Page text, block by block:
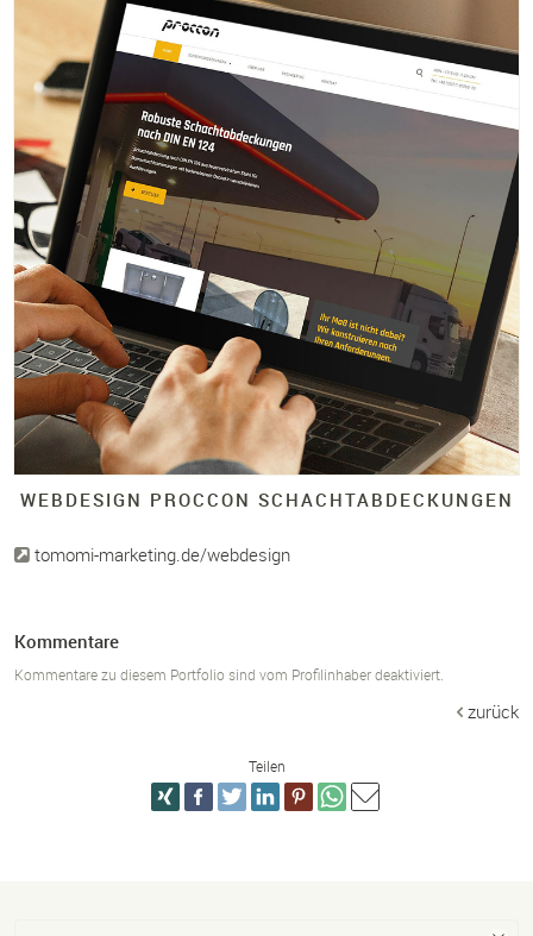
WEBDESIGN PROCCON SCHACHTABDECKUNGEN
tomomi-marketing.de/webdesign
Kommentare
Kommentare zu diesem Portfolio sind vom Profilinhaber deaktiviert.
zurück
Teilen